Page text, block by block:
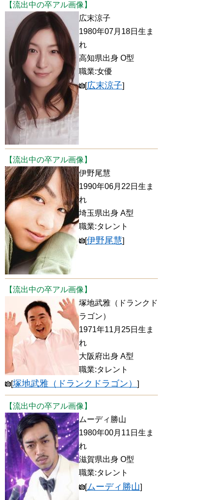
【流出中の卒アル画像】
広末涼子
1980年07月18日生ま
れ
高知県出身 O型
職業:女優
[広末涼子]
【流出中の卒アル画像】
伊野尾慧
1990年06月22日生ま
れ
埼玉県出身 A型
職業:タレント
[伊野尾慧]
【流出中の卒アル画像】
塚地武雅（ドランクド
ラゴン）
1971年11月25日生ま
れ
大阪府出身 A型
職業:タレント
[塚地武雅（ドランクドラゴン） ]
【流出中の卒アル画像】
ムーディ勝山
1980年00月11日生ま
れ
滋賀県出身 O型
職業:タレント
[ムーディ勝山]